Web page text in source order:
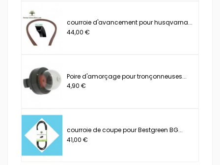
courroie d'avancement pour husqvarna...
44,00 €
Poire d'amorçage pour tronçonneuses...
4,90 €
courroie de coupe pour Bestgreen BG...
41,00 €